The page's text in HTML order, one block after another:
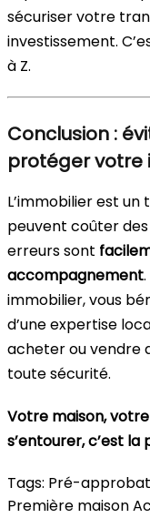
sécuriser votre
investissement.
à Z.
Conclusion :
protéger votre
L’immobilier est
peuvent coûter
erreurs sont
accompagnement
immobilier, vous
d’une expertise
acheter ou vendre
toute sécurité.
Votre maison,
s’entourer, c’est
Tags: Pré-
Première maison